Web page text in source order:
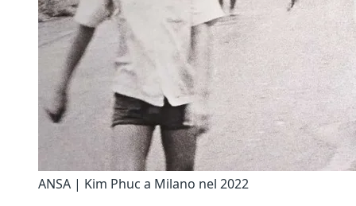
ANSA | Kim Phuc a Milano nel 2022